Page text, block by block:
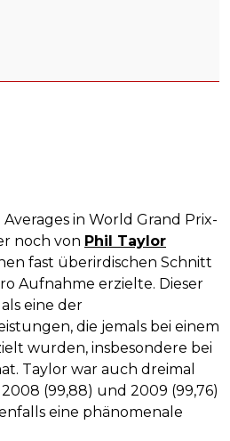
in World Grand Prix-
noch von Phil Taylor
fast überirdischen Schnitt
Aufnahme erzielte. Dieser
eine der
die jemals bei einem
wurden, insbesondere bei
Taylor war auch dreimal
(99,88) und 2009 (99,76)
eine phänomenale